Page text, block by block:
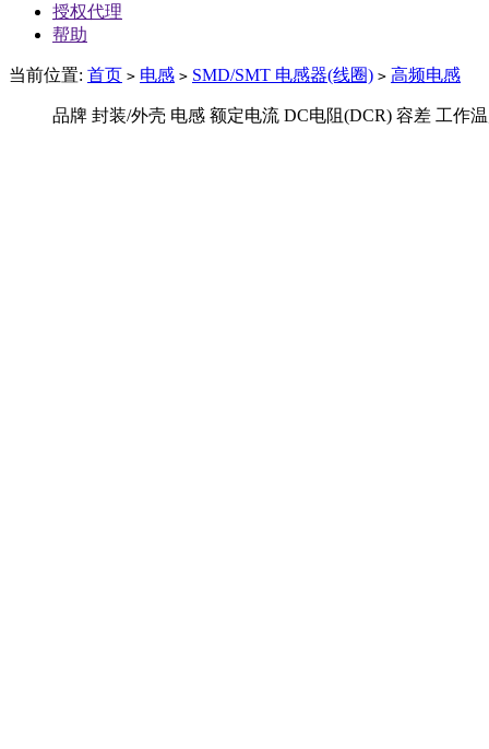
授权代理
帮助
当前位置: 首页 > 电感 > SMD/SMT 电感器(线圈) > 高频电感
品牌 封装/外壳 电感 额定电流 DC电阻(DCR) 容差 工作